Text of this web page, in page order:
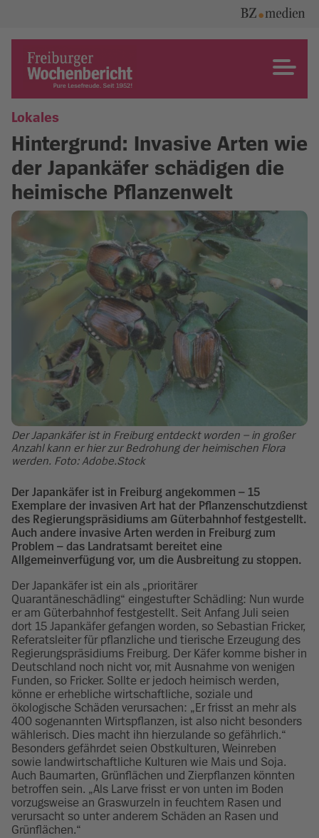
content
Freiburger Wochenbericht
Lokales
Hintergrund: Invasive Arten wie
der Japankäfer schädigen die
heimische Pflanzenwelt
Der Japankäfer ist in Freiburg entdeckt worden – in großer
Anzahl kann er hier zur Bedrohung der heimischen Flora
werden. Foto: Adobe.Stock
Der Japankäfer ist in Freiburg angekommen – 15
Exemplare der invasiven Art hat der Pflanzenschutzdienst
des Regierungspräsidiums am Güterbahnhof festgestellt.
Auch andere invasive Arten werden in Freiburg zum
Problem – das Landratsamt bereitet eine
Allgemeinverfügung vor, um die Ausbreitung zu stoppen.
Der Japankäfer ist ein als „prioritärer
Quarantäneschädling“ eingestufter Schädling: Nun wurde
er am Güterbahnhof festgestellt. Seit Anfang Juli seien
dort 15 Japankäfer gefangen worden, so Sebastian Fricker,
Referatsleiter für pflanzliche und tierische Erzeugung des
Regierungspräsidiums Freiburg. Der Käfer komme bisher in
Deutschland noch nicht vor, mit Ausnahme von wenigen
Funden, so Fricker. Sollte er jedoch heimisch werden,
könne er erhebliche wirtschaftliche, soziale und
ökologische Schäden verursachen: „Er frisst an mehr als
400 sogenannten Wirtspflanzen, ist also nicht besonders
wählerisch. Dies macht ihn hierzulande so gefährlich.“
Besonders gefährdet seien Obstkulturen, Weinreben
sowie landwirtschaftliche Kulturen wie Mais und Soja.
Auch Baumarten, Grünflächen und Zierpflanzen könnten
betroffen sein. „Als Larve frisst er von unten im Boden
vorzugsweise an Graswurzeln in feuchtem Rasen und
verursacht so unter anderem Schäden an Rasen und
Grünflächen.“